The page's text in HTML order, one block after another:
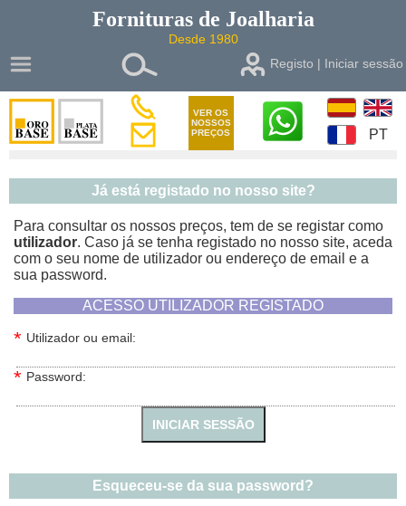
Fornituras de Joalharia
Desde 1980
Registo | Iniciar sessão
VER OS
NOSSOS
PREÇOS
PT
Já está registado no nosso site?
Para consultar os nossos preços, tem de se registar como
utilizador. Caso já se tenha registado no nosso site, aceda
com o seu nome de utilizador ou endereço de email e a
sua password.
ACESSO UTILIZADOR REGISTADO
* Utilizador ou email:
* Password:
INICIAR SESSÃO
Esqueceu-se da sua password?